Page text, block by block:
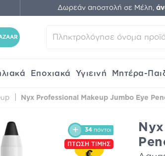
Δωρεάν αποστολή σε Μέλη,
Εποχιακά Υγιεινή Μητέρα-
Nyx Professional Makeup Jumbo Eye
34 πόντοι
ΠΤΩΣΗ ΤΙΜΗΣ